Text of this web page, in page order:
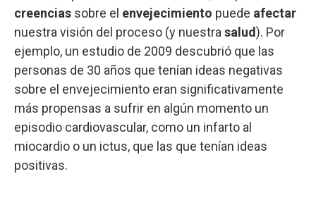
creencias sobre el envejecimiento puede afectar
nuestra visión del proceso (y nuestra salud). Por
ejemplo, un estudio de 2009 descubrió que las
personas de 30 años que tenían ideas negativas
sobre el envejecimiento eran significativamente
más propensas a sufrir en algún momento un
episodio cardiovascular, como un infarto al
miocardio o un ictus, que las que tenían ideas
positivas.